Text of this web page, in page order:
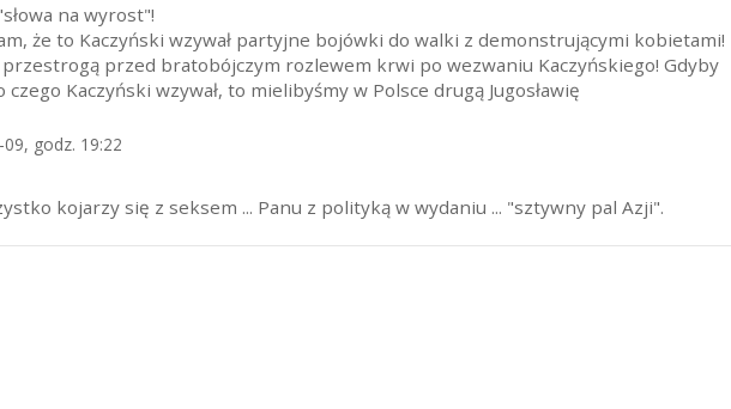
na wyrost"!
że to Kaczyński wzywał partyjne bojówki do walki z demonstrującymi kobietami!
przestrogą przed bratobójczym rozlewem krwi po wezwaniu Kaczyńskiego! Gdyby
czego Kaczyński wzywał, to mielibyśmy w Polsce drugą Jugosławię
godz. 19:22
kojarzy się z seksem ... Panu z polityką w wydaniu ... "sztywny pal Azji".